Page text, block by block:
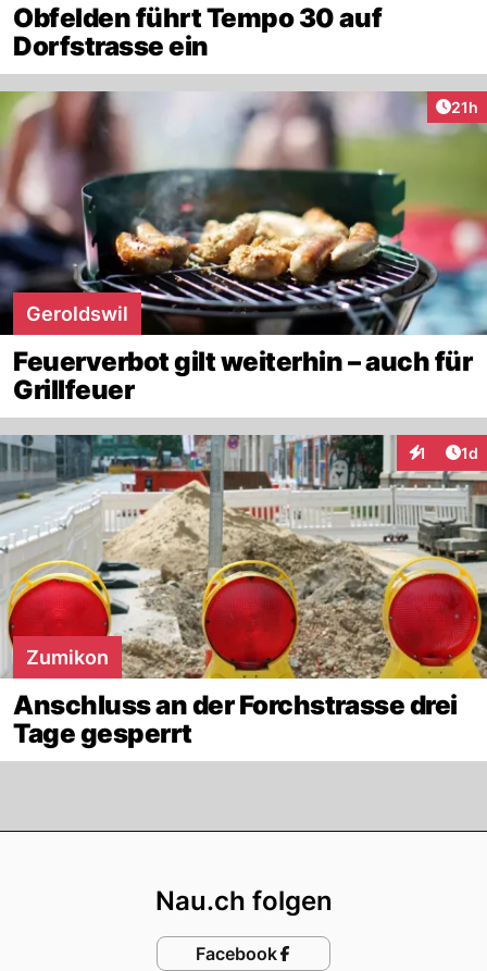
Obfelden führt Tempo 30 auf
Dorfstrasse ein
21h
Geroldswil
Feuerverbot gilt weiterhin – auch für
Grillfeuer
1 1d
Zumikon
Anschluss an der Forchstrasse drei
Tage gesperrt
Nau.ch folgen
Facebook